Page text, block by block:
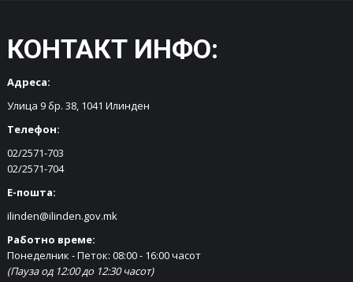
КОНТАКТ ИНФО:
Адреса:
Улица 9 бр. 38, 1041 Илинден
Телефон:
02/2571-703
02/2571-704
Е-пошта:
ilinden@ilinden.gov.mk
Работно време:
Понеделник - Петок: 08:00 - 16:00 часот
(Пауза од 12:00 до 12:30 часот)